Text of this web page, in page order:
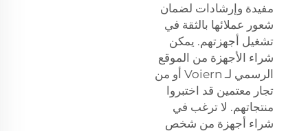
مفيدة وإرشادات لضمان
شعور عملائها بالثقة في
تشغيل أجهزتهم. يمكن
شراء الأجهزة من الموقع
الرسمي لـ Voiern أو من
تجار معتمين قد اختبروا
منتجاتهم. لا ترغب في
شراء أجهزة من شخص